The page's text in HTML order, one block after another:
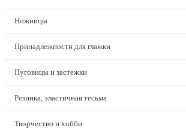
Ножницы
Принадлежности для глажки
Пуговицы и застежки
Резинка, эластичная тесьма
Творчество и хобби